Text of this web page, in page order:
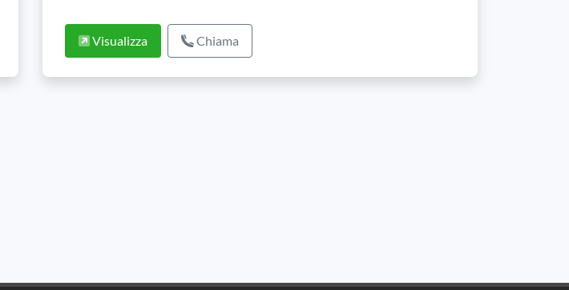
Visualizza Chiama